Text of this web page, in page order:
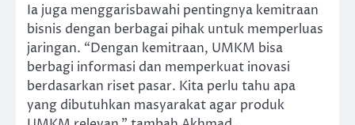
Ia juga menggarisbawahi pentingnya kemitraan
bisnis dengan berbagai pihak untuk memperluas
jaringan. “Dengan kemitraan, UMKM bisa
berbagi informasi dan memperkuat inovasi
berdasarkan riset pasar. Kita perlu tahu apa
yang dibutuhkan masyarakat agar produk